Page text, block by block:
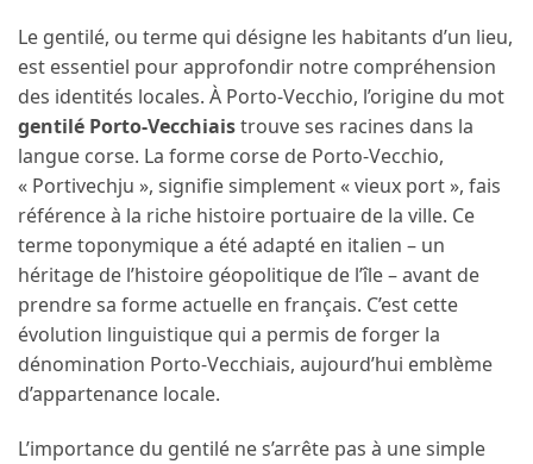
Le gentilé, ou terme qui désigne les habitants d’un lieu,
est essentiel pour approfondir notre compréhension
des identités locales. À Porto-Vecchio, l’origine du mot
gentilé Porto-Vecchiaistrouve ses racines dans la
langue corse. La forme corse de Porto-Vecchio,
« Portivechju », signifie simplement « vieux port », fais
référence à la riche histoire portuaire de la ville. Ce
terme toponymique a été adapté en italien – un
héritage de l’histoire géopolitique de l’île – avant de
prendre sa forme actuelle en français. C’est cette
évolution linguistique qui a permis de forger la
dénomination Porto-Vecchiais, aujourd’hui emblème
d’appartenance locale.
L’importance du gentilé ne s’arrête pas à une simple